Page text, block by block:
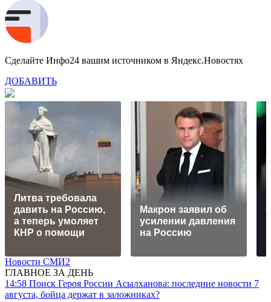
Сделайте Инфо24 вашим источником в Яндекс.Новостях
ДОБАВИТЬ
Литва требовала
давить на Россию,
а теперь умоляет
КНР о помощи
Макрон заявил об
усилении давления
на Россию
Новости СМИ2
ГЛАВНОЕ ЗА ДЕНЬ
14:58 Поиск Героя России Асылханова: последние новости 7
августа, бойца держат в заложниках?